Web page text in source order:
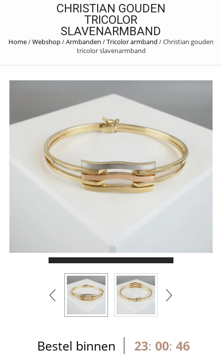
CHRISTIAN GOUDEN
TRICOLOR
SLAVENARMBAND
Home/Webshop/Armbanden /Tricolor armband /Christian gouden
tricolor slavenarmband
Bestel binnen 23: 00: 46